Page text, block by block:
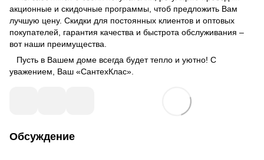
акционные и скидочные программы, чтоб предложить Вам
лучшую цену. Скидки для постоянных клиентов и оптовых
покупателей, гарантия качества и быстрота обслуживания –
вот наши преимущества.
Пусть в Вашем доме всегда будет тепло и уютно! С
уважением, Ваш «СантехКлас».
Обсуждение